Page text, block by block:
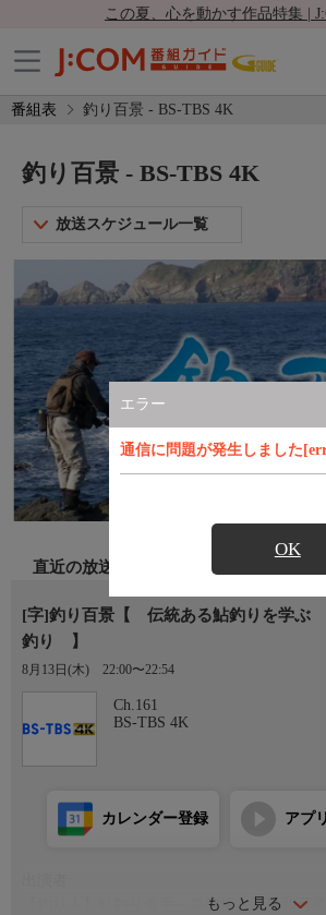
この夏、心を動かす作品特集 |
番組表 釣り百景 - BS-TBS 4K
エラー
通信に問題が発生しました
OK
釣り百景 - BS-TBS 4K
放送スケジュール一覧
直近の放送
[字]釣り百景【 伝統ある鮎釣りを学ぶ
釣り 】
8月13日(木) 22:00〜22:54
Ch.161
BS-TBS 4K
もっと見る
カレンダー登録 アプ
【釣り人】鮎釣り名手・島啓悟／福島和可菜